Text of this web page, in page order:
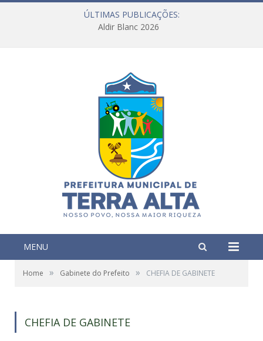
ÚLTIMAS PUBLICAÇÕES:
Aldir Blanc 2026
MENU
Home » Gabinete do Prefeito » CHEFIA DE GABINETE
CHEFIA DE GABINETE